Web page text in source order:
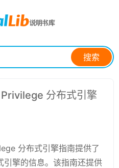
搜索
分布式引擎
分布式引擎指南提供了
引擎的信息。该指南还提供